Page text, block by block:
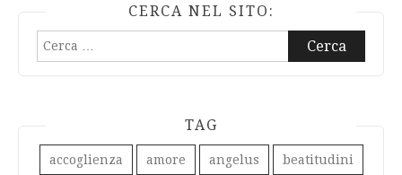
CERCA NEL SITO:
Ricerca
TAG
accoglienza amore angelus beatitudini